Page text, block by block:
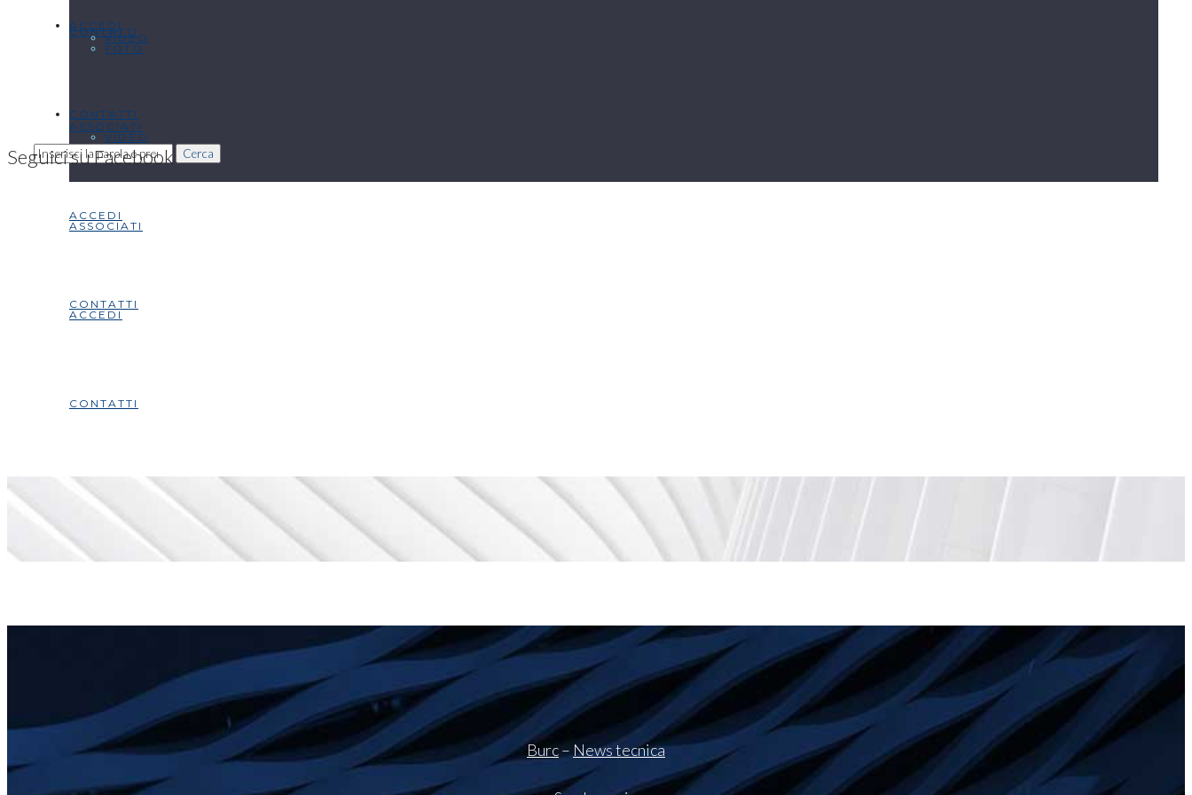
ACCEDI
CONTATTI
CONTATTI
Cerca
VIDEO
ASSOCIATI
ACCEDI
CONTATTI
FOTO
VIDEO
ASSOCIATI
ACCEDI
CONTATTI
Seguici su Facebook
Burc–News tecnica